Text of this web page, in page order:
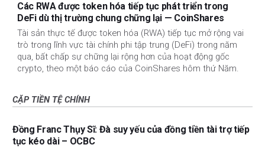
Các RWA được token hóa tiếp tục phát triển trong
DeFi dù thị trường chung chững lại — CoinShares
Tài sản thực tế được token hóa (RWA) tiếp tục mở rộng vai
trò trong lĩnh vực tài chính phi tập trung (DeFi) trong năm
qua, bất chấp sự chững lại rộng hơn của hoạt động gốc
crypto, theo một báo cáo của CoinShares hôm thứ Năm.
CẶP TIỀN TỆ CHÍNH
Đồng Franc Thụy Sĩ: Đà suy yếu của đồng tiền tài trợ tiếp
tục kéo dài – OCBC